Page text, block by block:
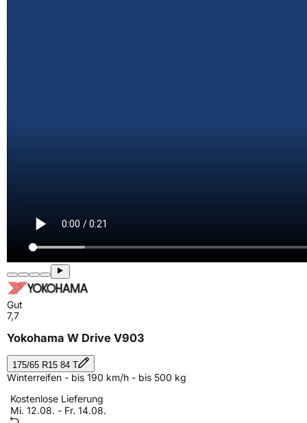
Gut
7,7
Yokohama W Drive V903
175/65 R15 84 T
Winterreifen - bis 190 km/h - bis 500 kg
Kostenlose Lieferung
Mi. 12.08. - Fr. 14.08.